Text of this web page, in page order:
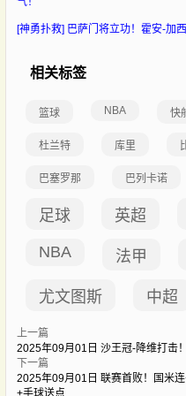
[神勇扑救] 巴萨门将立功！霍安-加
相关标签
篮球 NBA 快
杜兰特 库里
巴塞罗那 巴列卡诺
足球 英超
NBA 法甲
尤文图斯 中超
上一篇
2025年09月01日 沙王冠-降维打击
下一篇
2025年09月01日 联赛首败！国米
+手球送点